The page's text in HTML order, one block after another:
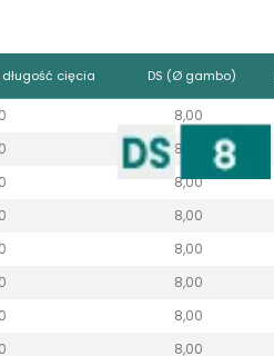
długość cięcia DS (Ø gambo)
8,00
8,00
8,00
8,00
8,00
8,00
8,00
8,00